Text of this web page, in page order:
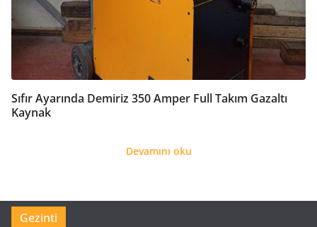
Sıfır Ayarında Demiriz 350 Amper Full Takım Gazaltı
Kaynak
Devamını oku
Gezinti